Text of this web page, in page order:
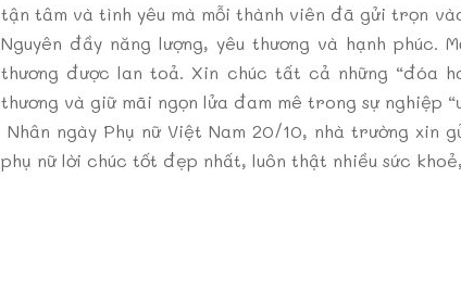
tận tâm và tình yêu mà mỗi thành viên đã gửi trọn
Nguyên đầy năng lượng, yêu thương và hạnh
thương được lan toả. Xin chúc tất cả những “đóa
thương và giữ mãi ngọn lửa đam mê trong sự nghiệp
Nhân ngày Phụ nữ Việt Nam 20/10, nhà trường xin
phụ nữ lời chúc tốt đẹp nhất, luôn thật nhiều sức